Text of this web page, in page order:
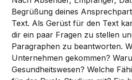
Begrüßung deines
Text. Als Gerüst für den Text
dir ein paar Fragen zu stellen
Paragraphen zu beantworten.
Unternehmen gekommen?
Gesundheitswesen? Welche